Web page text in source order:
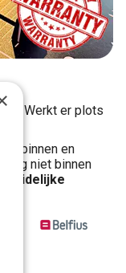
. Werkt er plots
binnen en
niet binnen
duidelijke